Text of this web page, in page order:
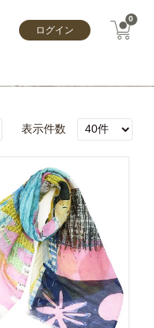
ログイン
0
表示件数